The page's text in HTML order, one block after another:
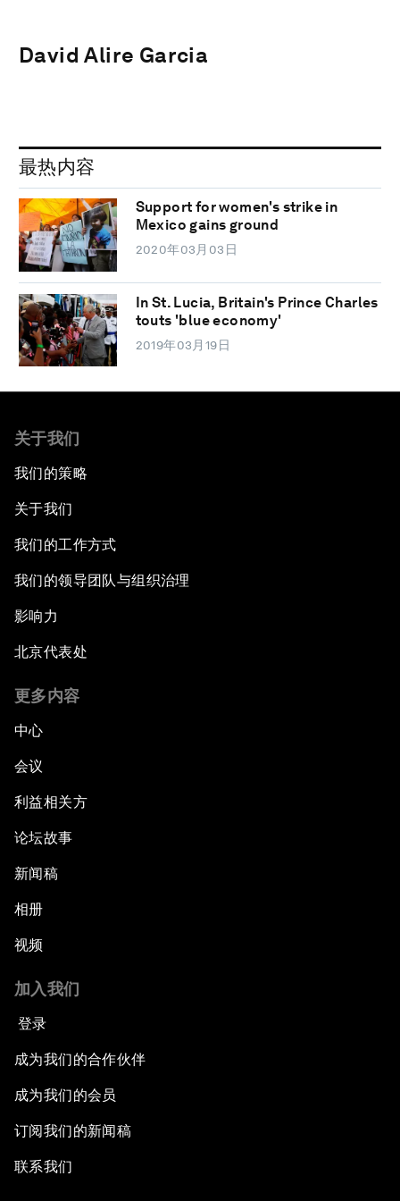
David Alire Garcia
最热内容
Support for women's strike in
Mexico gains ground
2020年03月03日
In St. Lucia, Britain's Prince Charles
touts 'blue economy'
2019年03月19日
关于我们
我们的策略
关于我们
我们的工作方式
我们的领导团队与组织治理
影响力
北京代表处
更多内容
中心
会议
利益相关方
论坛故事
新闻稿
相册
视频
加入我们
登录
成为我们的合作伙伴
成为我们的会员
订阅我们的新闻稿
联系我们